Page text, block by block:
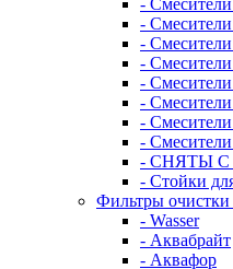
-
-
-
-
-
-
- Смесители
-
- СНЯТЫ С
- Стойки
Фильтры
- Wasser
- Аквабрайт
- Аквафор